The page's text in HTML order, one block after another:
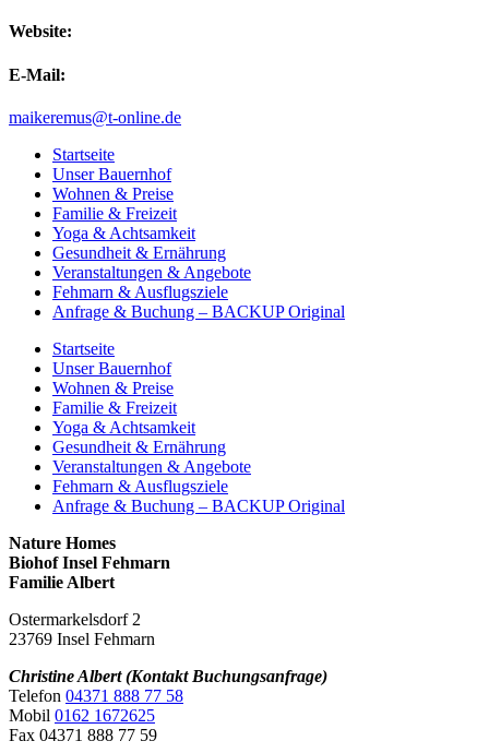
Website:
E-Mail:
maikeremus@t-online.de
Startseite
Unser Bauernhof
Wohnen & Preise
Familie & Freizeit
Yoga & Achtsamkeit
Gesundheit & Ernährung
Veranstaltungen & Angebote
Fehmarn & Ausflugsziele
Anfrage & Buchung – BACKUP Original
Startseite
Unser Bauernhof
Wohnen & Preise
Familie & Freizeit
Yoga & Achtsamkeit
Gesundheit & Ernährung
Veranstaltungen & Angebote
Fehmarn & Ausflugsziele
Anfrage & Buchung – BACKUP Original
Nature Homes
Biohof Insel Fehmarn
Familie Albert
Ostermarkelsdorf 2
23769 Insel Fehmarn
Christine Albert (Kontakt Buchungsanfrage)
Telefon 04371 888 77 58
Mobil 0162 1672625
Fax 04371 888 77 59